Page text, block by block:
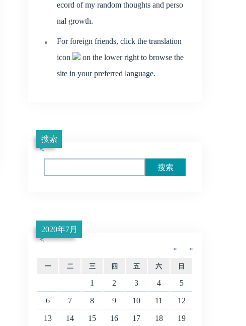
ecord of my random thoughts and perso
nal growth.
For foreign friends, click the translation
icon
on the lower right to browse the
site in your preferred language.
搜索
«
2020年7月
»
一 二 三 四 五 六 日
1 2 3 4 5
6 7 8 9 10 11 12
13 14 15 16 17 18 19